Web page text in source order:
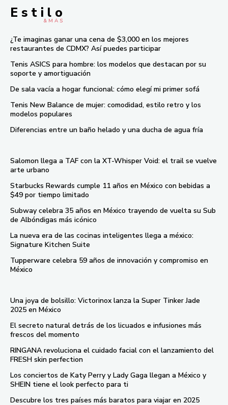
E s t i l o
& M À S
¿Te imaginas ganar una cena de $3,000 en los mejores
restaurantes de CDMX? Así puedes participar
Tenis ASICS para hombre: los modelos que destacan por su
soporte y amortiguación
De sala vacía a hogar funcional: cómo elegí mi primer sofá
Tenis New Balance de mujer: comodidad, estilo retro y los
modelos populares
Diferencias entre un baño helado y una ducha de agua fría
Salomon llega a TAF con la XT-Whisper Void: el trail se vuelve
arte urbano
Starbucks Rewards cumple 11 años en México con bebidas a
$49 por tiempo limitado
Subway celebra 35 años en México trayendo de vuelta su Sub
de Albóndigas más icónico
La nueva era de las cocinas inteligentes llega a méxico:
Signature Kitchen Suite
Tupperware celebra 59 años de innovación y compromiso en
México
Una joya de bolsillo: Victorinox lanza la Super Tinker Jade
2025 en México
El secreto natural detrás de los licuados e infusiones más
frescos del momento
RINGANA revoluciona el cuidado facial con el lanzamiento del
FRESH skin perfection
Los conciertos de Katy Perry y Lady Gaga llegan a México y
SHEIN tiene el look perfecto para ti
Descubre los tres países más baratos para viajar en 2025